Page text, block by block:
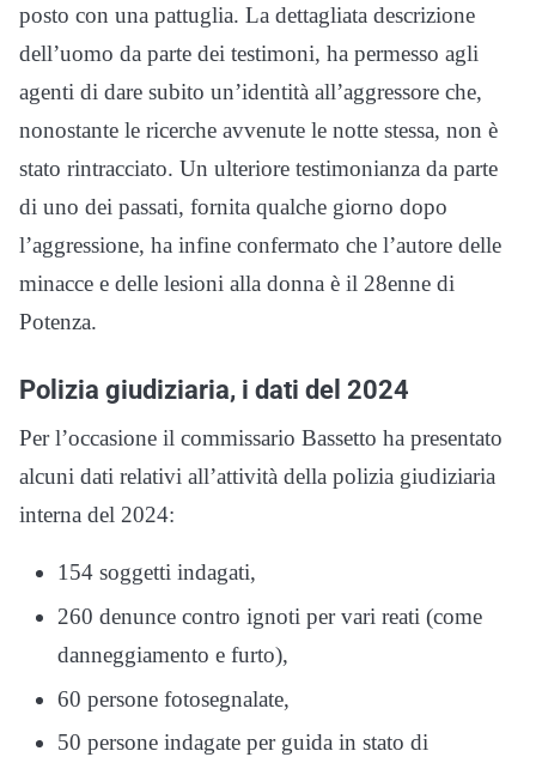
posto con una pattuglia. La dettagliata descrizione
dell’uomo da parte dei testimoni, ha permesso agli
agenti di dare subito un’identità all’aggressore che,
nonostante le ricerche avvenute le notte stessa, non è
stato rintracciato. Un ulteriore testimonianza da parte
di uno dei passati, fornita qualche giorno dopo
l’aggressione, ha infine confermato che l’autore delle
minacce e delle lesioni alla donna è il 28enne di
Potenza.
Polizia giudiziaria, i dati del 2024
Per l’occasione il commissario Bassetto ha presentato
alcuni dati relativi all’attività della polizia giudiziaria
interna del 2024:
154 soggetti indagati,
260 denunce contro ignoti per vari reati (come
danneggiamento e furto),
60 persone fotosegnalate,
50 persone indagate per guida in stato di